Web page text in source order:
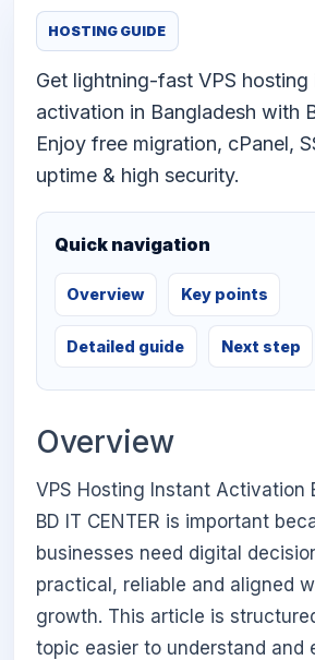
HOSTING GUIDE
Get lightning-fast VPS hosting
activation in Bangladesh with
Enjoy free migration, cPanel,
uptime & high security.
Quick navigation
Overview Key points
Detailed guide Next step
Overview
VPS Hosting Instant Activation
BD IT CENTER is important
businesses need digital
practical, reliable and aligned
growth. This article is
topic easier to understand and